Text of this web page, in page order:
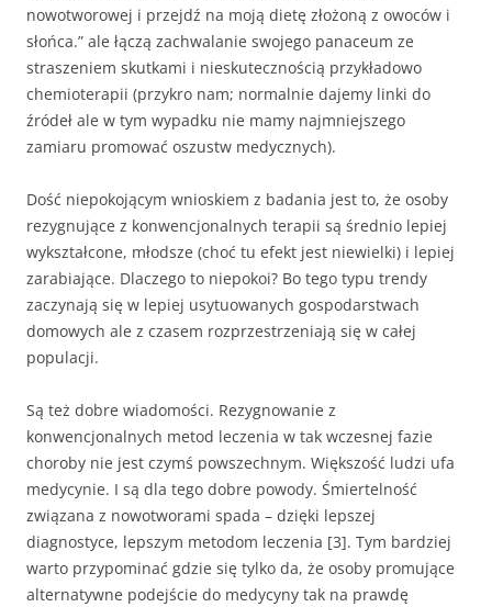
nowotworowej i przejdź na moją dietę złożoną z owoców i
słońca.” ale łączą zachwalanie swojego panaceum ze
straszeniem skutkami i nieskutecznością przykładowo
chemioterapii (przykro nam; normalnie dajemy linki do
źródeł ale w tym wypadku nie mamy najmniejszego
zamiaru promować oszustw medycznych).
Dość niepokojącym wnioskiem z badania jest to, że osoby
rezygnujące z konwencjonalnych terapii są średnio lepiej
wykształcone, młodsze (choć tu efekt jest niewielki) i lepiej
zarabiające. Dlaczego to niepokoi? Bo tego typu trendy
zaczynają się w lepiej usytuowanych gospodarstwach
domowych ale z czasem rozprzestrzeniają się w całej
populacji.
Są też dobre wiadomości. Rezygnowanie z
konwencjonalnych metod leczenia w tak wczesnej fazie
choroby nie jest czymś powszechnym. Większość ludzi ufa
medycynie. I są dla tego dobre powody. Śmiertelność
związana z nowotworami spada – dzięki lepszej
diagnostyce, lepszym metodom leczenia [3]. Tym bardziej
warto przypominać gdzie się tylko da, że osoby promujące
alternatywne podejście do medycyny tak na prawdę